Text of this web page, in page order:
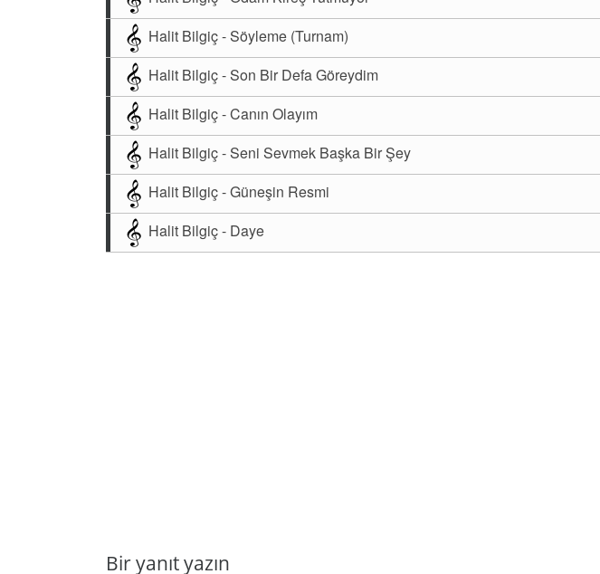
Halit Bilgiç - Söyleme (Turnam)
Halit Bilgiç - Son Bir Defa Göreydim
Halit Bilgiç - Canın Olayım
Halit Bilgiç - Seni Sevmek Başka Bir Şey
Halit Bilgiç - Güneşin Resmi
Halit Bilgiç - Daye
Bir yanıt yazın